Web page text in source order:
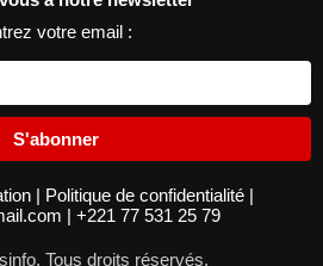
votre email :
S'abonner
| Politique de confidentialité |
| +221 77 531 25 79
Tous droits réservés.